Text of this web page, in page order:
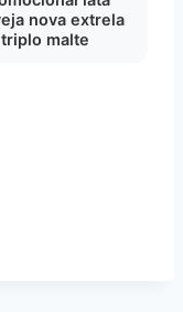
nova extrela
triplo malte